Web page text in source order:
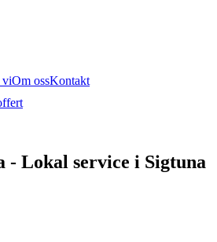
viOm ossKontakt
- Lokal service i Sigtuna